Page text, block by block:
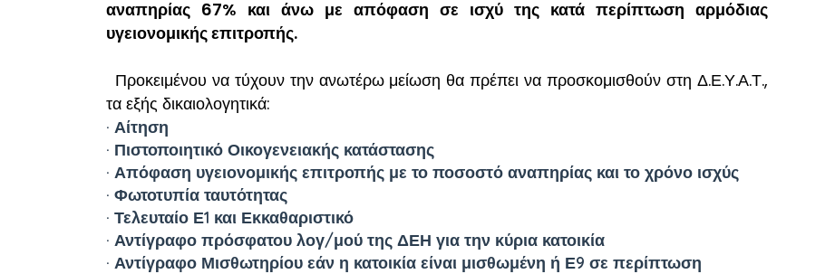
αναπηρίας 67% και άνω με απόφαση σε ισχύ της κατά περίπτωση αρμόδιας
υγειονομικής επιτροπής.
Προκειμένου να τύχουν την ανωτέρω μείωση θα πρέπει να προσκομισθούν στη Δ.Ε.Υ.Α.Τ.,
τα εξής δικαιολογητικά:
· Αίτηση
· Πιστοποιητικό Οικογενειακής κατάστασης
· Απόφαση υγειονομικής επιτροπής με το ποσοστό αναπηρίας και το χρόνο ισχύς
· Φωτοτυπία ταυτότητας
· Τελευταίο Ε1 και Εκκαθαριστικό
· Αντίγραφο πρόσφατου λογ/μού της ΔΕΗ για την κύρια κατοικία
· Αντίγραφο Μισθωτηρίου εάν η κατοικία είναι μισθωμένη ή Ε9 σε περίπτωση